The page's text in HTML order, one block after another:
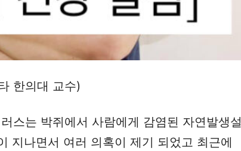
한의대 교수)
스는 박쥐에서 사람에게 감염된 자연발생설
지나면서 여러 의혹이 제기 되었고 최근에